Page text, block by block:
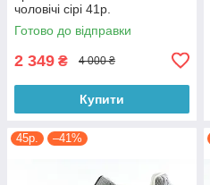
чоловічі сірі 41р.
Готово до відправки
2 349 ₴ 4 000 ₴
Купити
45р. –41%